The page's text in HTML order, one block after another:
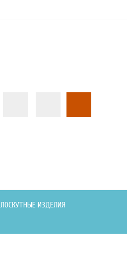
ЛОСКУТНЫЕ ИЗДЕЛИЯ